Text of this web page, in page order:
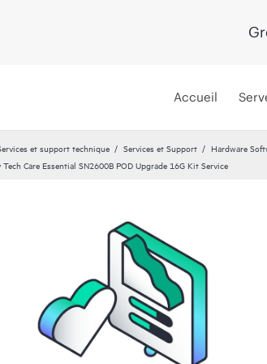
Accueil
et support technique Services et Support Hardware
Care Essential SN2600B POD Upgrade 16G Kit Service